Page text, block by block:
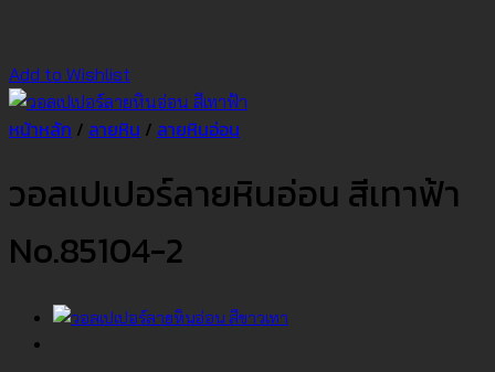
Add to Wishlist
หน้าหลัก / ลายหิน / ลายหินอ่อน
วอลเปเปอร์ลายหินอ่อน สีเทาฟ้า
No.85104-2